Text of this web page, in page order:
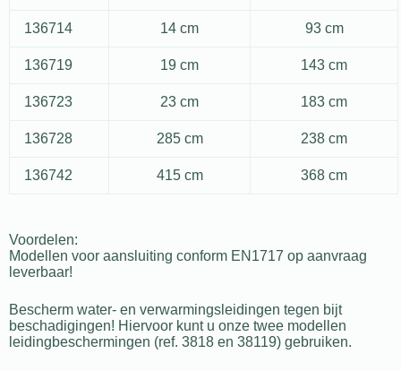
136714 14 cm 93 cm
136719 19 cm 143 cm
136723 23 cm 183 cm
136728 285 cm 238 cm
136742 415 cm 368 cm
Voordelen:
Modellen voor aansluiting conform EN1717 op aanvraag
leverbaar!
Bescherm water- en verwarmingsleidingen tegen bijt
beschadigingen! Hiervoor kunt u onze twee modellen
leidingbeschermingen (ref. 3818 en 38119) gebruiken.